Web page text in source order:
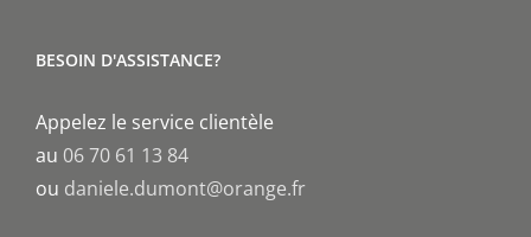
BESOIN D'ASSISTANCE?
Appelez le service clientèle
au 06 70 61 13 84
ou daniele.dumont@orange.fr